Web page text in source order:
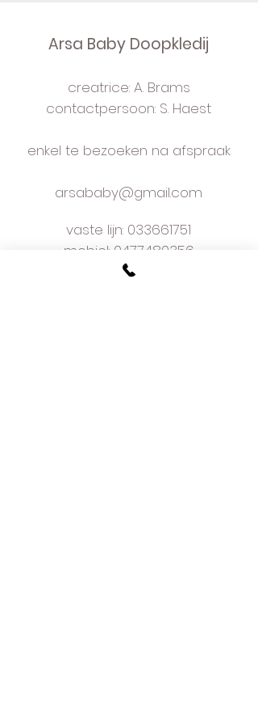
Arsa Baby Doopkledij
creatrice: A. Brams
contactpersoon: S. Haest
enkel te bezoeken na afspraak
arsababy@gmail.com
vaste lijn: 033661751
mobiel: 0477480356